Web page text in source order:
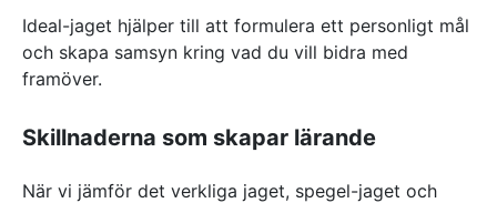
Ideal-jaget hjälper till att formulera ett personligt mål
och skapa samsyn kring vad du vill bidra med
framöver.
Skillnaderna som skapar lärande
När vi jämför det verkliga jaget, spegel-jaget och